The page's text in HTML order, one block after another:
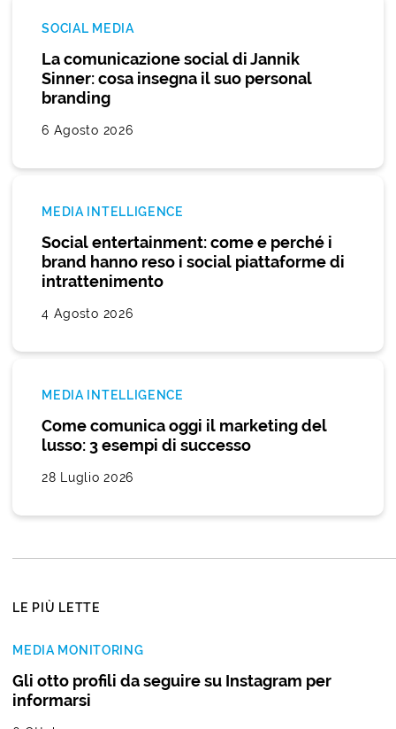
SOCIAL MEDIA
La comunicazione social di Jannik
Sinner: cosa insegna il suo personal
branding
6 Agosto 2026
MEDIA INTELLIGENCE
Social entertainment: come e perché i
brand hanno reso i social piattaforme di
intrattenimento
4 Agosto 2026
MEDIA INTELLIGENCE
Come comunica oggi il marketing del
lusso: 3 esempi di successo
28 Luglio 2026
LE PIÙ LETTE
MEDIA MONITORING
Gli otto profili da seguire su Instagram per
informarsi